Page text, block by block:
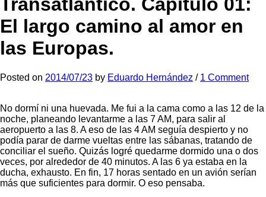
El largo camino al amor en
las Europas.
Posted on 2014/07/23 by Eduardo Hernández / 1 Comment
No dormí ni una huevada. Me fui a la cama como a las 12 de la
noche, planeando levantarme a las 7 AM, para salir al
aeropuerto a las 8. A eso de las 4 AM seguía despierto y no
podía parar de darme vueltas entre las sábanas, tratando de
conciliar el sueño. Quizás logré quedarme dormido una o dos
veces, por alrededor de 40 minutos. A las 6 ya estaba en la
ducha, exhausto. En fin, 17 horas sentado en un avión serían
más que suficientes para dormir. O eso pensaba.